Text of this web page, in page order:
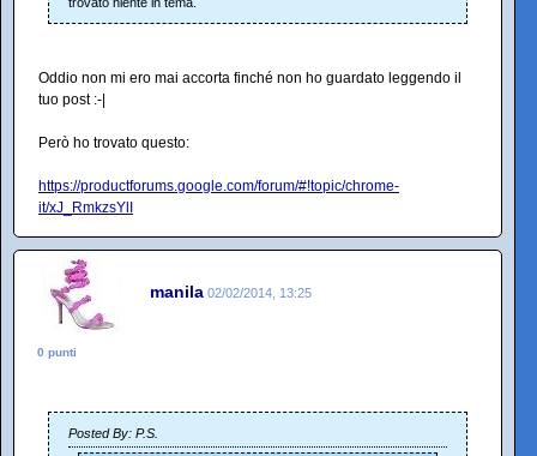
Oddio non mi ero mai accorta finché non ho guardato leggendo il
tuo post :-|
Però ho trovato questo:
https://productforums.google.com/forum/#!topic/chrome-
it/xJ_RmkzsYlI
manila 02/02/2014, 13:25
0 punti
Posted By: P.S.